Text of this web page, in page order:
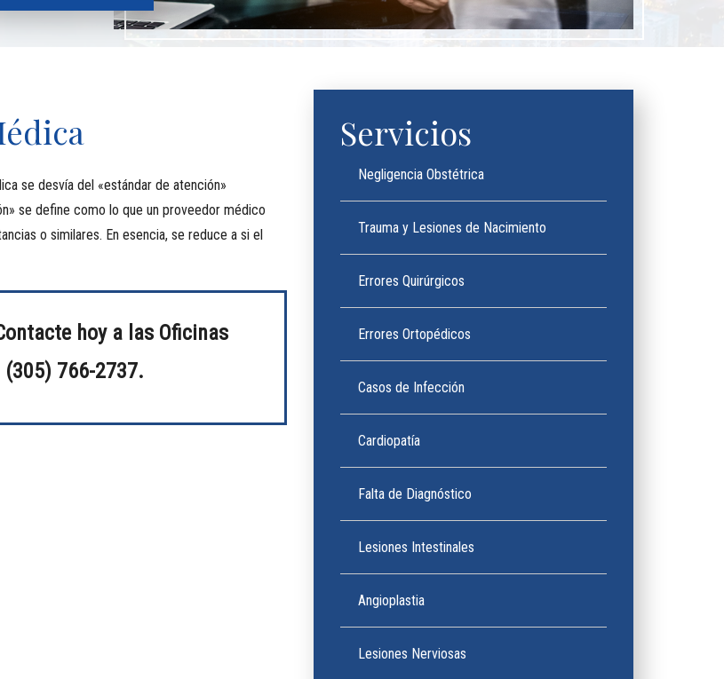
se desvía del «estándar de atención»
se define como lo que un proveedor médico
o similares. En esencia, se reduce a si el
hoy a las Oficinas
(305) 766-2737.
Servicios
Negligencia Obstétrica
Trauma y Lesiones de Nacimiento
Errores Quirúrgicos
Errores Ortopédicos
Casos de Infección
Cardiopatía
Falta de Diagnóstico
Lesiones Intestinales
Angioplastia
Lesiones Nerviosas